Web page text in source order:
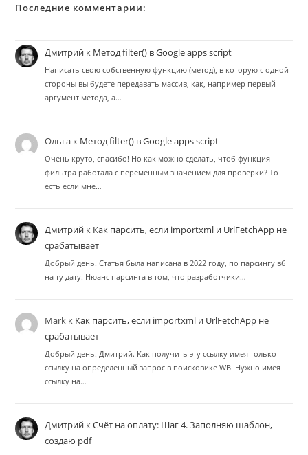
Последние комментарии:
Дмитрийк Метод filter() в Google apps script
Написать свою собственную функцию (метод), в которую с одной
стороны вы будете передавать массив, как, например первый
аргумент метода, а…
Ольгак Метод filter() в Google apps script
Очень круто, спасибо! Но как можно сделать, чтоб функция
фильтра работала с переменным значением для проверки? То
есть если мне…
Дмитрийк Как парсить, если importxml и UrlFetchApp не
срабатывает
Добрый день. Статья была написана в 2022 году, по парсингу вб
на ту дату. Нюанс парсинга в том, что разработчики…
Markк Как парсить, если importxml и UrlFetchApp не
срабатывает
Добрый день. Дмитрий. Как получить эту ссылку имея только
ссылку на определенный запрос в поисковике WB. Нужно имея
ссылку на…
ДмитрийкСчёт на оплату: Шаг 4. Заполняю шаблон,
создаю pdf